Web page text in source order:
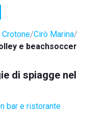
Cirò Marina
e beachsoccer
di spiagge nel
bar e ristorante